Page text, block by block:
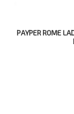
PAYPER ROME